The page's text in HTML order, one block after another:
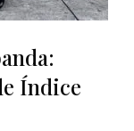
Índice